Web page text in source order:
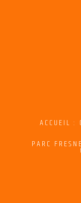
ACCUEIL
PARC